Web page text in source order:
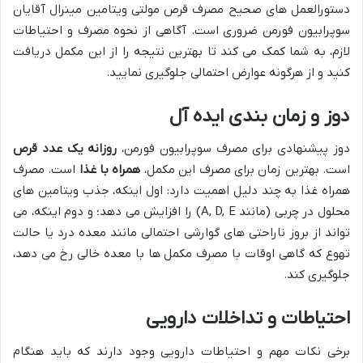
دستورالعمل های صحیح مصرف قرص مولتی ویتامین مینرال آقایان
سوپرابیون فورمن ضروری است. آگاهی از نحوه مصرف و احتیاطات
لازم، به شما کمک می کند تا بهترین نتیجه را از این مکمل دریافت
کنید و از هرگونه عوارض احتمالی جلوگیری نمایید.
دوز و زمان بندی ایده آل
دوز پیشنهادی برای مصرف سوپرابیون فورمن، روزانه یک عدد قرص
است. بهترین زمان برای مصرف این مکمل، همراه با غذا است. مصرف
همراه غذا به چند دلیل اهمیت دارد: اول اینکه، جذب ویتامین های
محلول در چربی (مانند A, D, E) را افزایش می دهد؛ و دوم اینکه، می
تواند از بروز ناراحتی های گوارشی احتمالی مانند معده درد یا حالت
تهوع که گاهی اوقات با مصرف مکمل ها با معده خالی رخ می دهد،
جلوگیری کند.
احتیاطات و تداخلات دارویی
برخی نکات مهم و احتیاطات دارویی وجود دارند که باید هنگام